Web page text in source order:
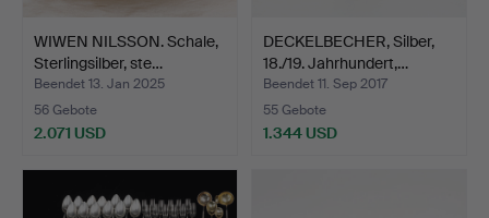
WIWEN NILSSON. Schale,
Sterlingsilber, ste…
Beendet 13. Jan 2025
56 Gebote
2.071 USD
DECKELBECHER, Silber,
18./19. Jahrhundert,…
Beendet 11. Sep 2017
55 Gebote
1.344 USD